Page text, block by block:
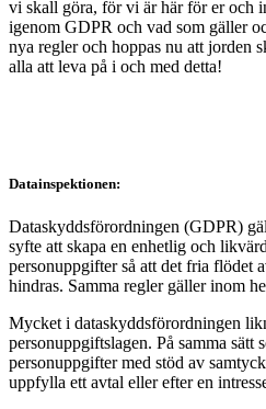
vi skall göra, för vi är här för er och
igenom GDPR och vad som gäller
nya regler och hoppas nu att jorden
alla att leva på i och med detta!
Datainspektionen:
Dataskyddsförordningen (GDPR)
syfte att skapa en enhetlig och
personuppgifter så att det fria flödet
hindras. Samma regler gäller inom
Mycket i dataskyddsförordningen
personuppgiftslagen. På samma sätt
personuppgifter med stöd av
uppfylla ett avtal eller efter en